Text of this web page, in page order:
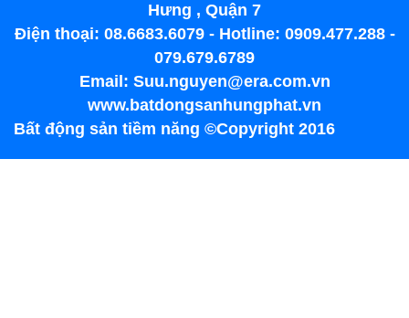
Hưng , Quận 7
Điện thoại: 08.6683.6079 - Hotline: 0909.477.288 -
079.679.6789
Email: Suu.nguyen@era.com.vn
www.batdongsanhungphat.vn
Bất động sản tiềm năng ©Copyright 2016